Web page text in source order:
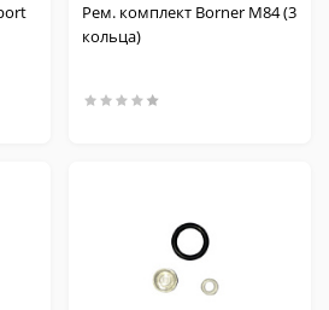
Рем. комплект Borner M84 (3
кольца)